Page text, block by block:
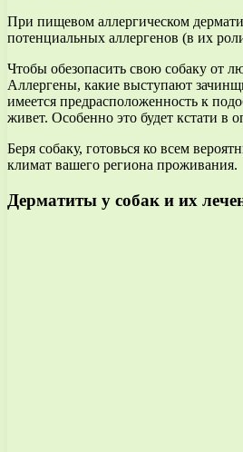
При пищевом аллергическом
потенциальных аллергенов (в их
Чтобы обезопасить свою собаку от
Аллергены, какие выступают
имеется предрасположенность к
живет. Особенно это будет кстати в
Беря собаку, готовься ко всем
климат вашего региона проживания.
Дерматиты у собак и их